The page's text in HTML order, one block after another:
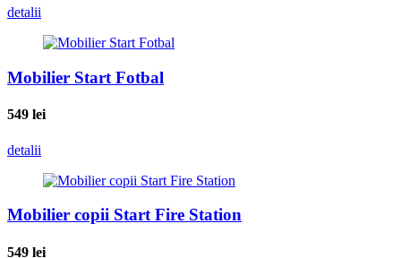
detalii
Mobilier Start Fotbal
549 lei
detalii
Mobilier copii Start Fire Station
549 lei